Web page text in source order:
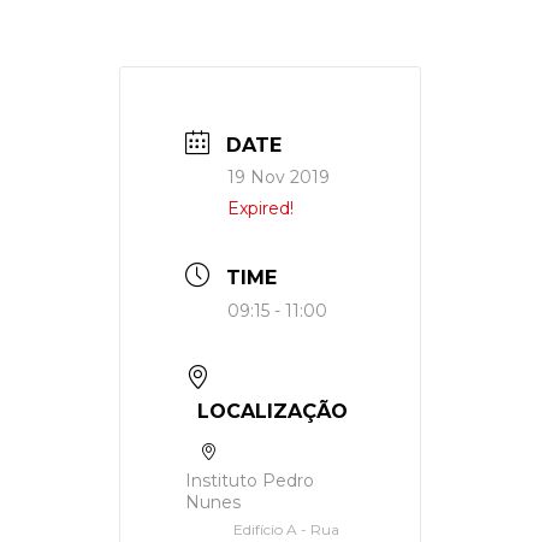
DATE
19 Nov 2019
Expired!
TIME
09:15 - 11:00
LOCALIZAÇÃO
Instituto Pedro
Nunes
Edifício A - Rua